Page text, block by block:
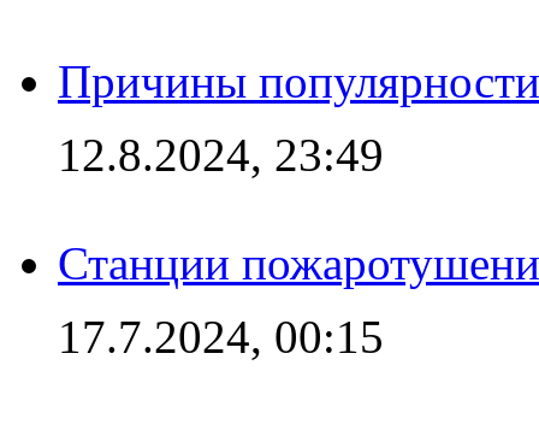
Причины
12.8.2024, 23:49
Станции
17.7.2024, 00:15